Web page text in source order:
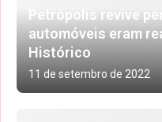
Petrópolis revive
automóveis eram
Histórico
11 de setembro de 2022